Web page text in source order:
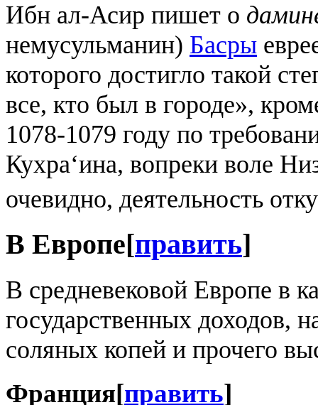
Ибн ал-Асир пишет о
немусульманин) Басры
которого достигло такой
все, кто был в городе»,
1078-1079 году по
Кухра‘ина, вопреки воле
очевидно, деятельность
В Европе[править]
В средневековой Европе в
государственных доходов,
соляных копей и прочего
Франция[править]